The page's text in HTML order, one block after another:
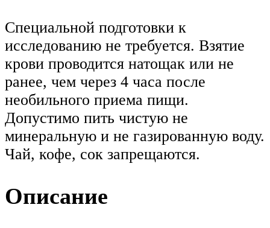
Специальной подготовки к
исследованию не требуется. Взятие
крови проводится натощак или не
ранее, чем через 4 часа после
необильного приема пищи.
Допустимо пить чистую не
минеральную и не газированную воду.
Чай, кофе, сок запрещаются.
Описание